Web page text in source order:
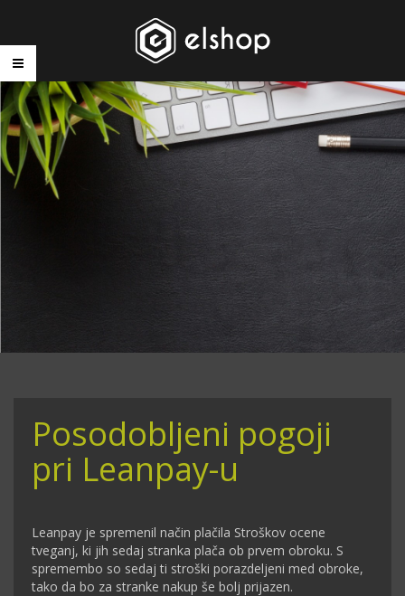
Posodobljeni pogoji
pri Leanpay-u
Leanpay je spremenil način plačila Stroškov ocene
tveganj, ki jih sedaj stranka plača ob prvem obroku. S
spremembo so sedaj ti stroški porazdeljeni med obroke,
tako da bo za stranke nakup še bolj prijazen.